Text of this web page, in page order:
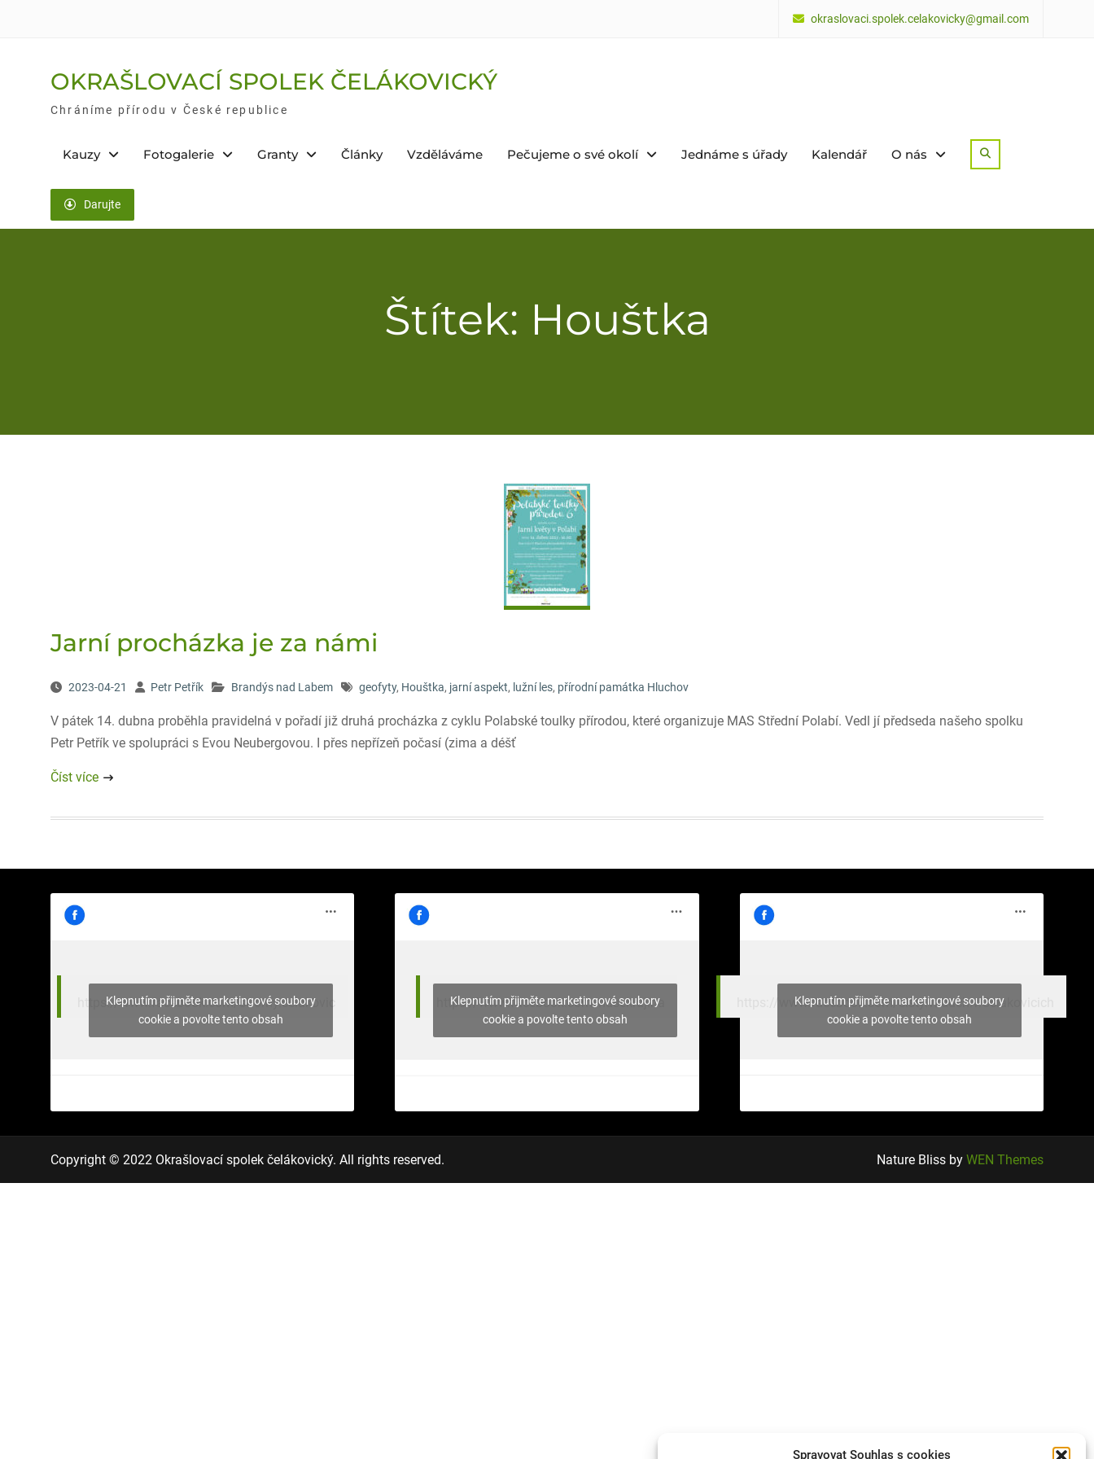
Spravovat Souhlas s cookies
okraslovaci.spolek.celakovicky@gmail.com
OKRAŠLOVACÍ SPOLEK ČELÁKOVICKÝ
Chráníme přírodu v České republice
Kauzy Fotogalerie Granty Články Vzděláváme Pečujeme o své okolí Jednáme s úřady Kalendář O nás
Darujte
Štítek: Houštka
Jarní procházka je za námi
2023-04-21 Petr Petřík Brandýs nad Labem geofyty, Houštka, jarní aspekt, lužní les, přírodní památka Hluchov
V pátek 14. dubna proběhla pravidelná v pořadí již druhá procházka z cyklu Polabské toulky přírodou, které organizuje MAS Střední Polabí. Vedl jí předseda našeho spolku
Petr Petřík ve spolupráci s Evou Neubergovou. I přes nepřízeň počasí (zima a déšť
Číst více
https://www.facebook.com/stromy.celakovic
Klepnutím přijměte marketingové soubory
cookie a povolte tento obsah
https://www.facebook.com/nasekrajina
Klepnutím přijměte marketingové soubory
cookie a povolte tento obsah
https://www.facebook.com/cisty.vzduch.v.Celakovicich
Klepnutím přijměte marketingové soubory
cookie a povolte tento obsah
Copyright © 2022 Okrašlovací spolek čelákovický. All rights reserved. Nature Bliss by WEN Themes